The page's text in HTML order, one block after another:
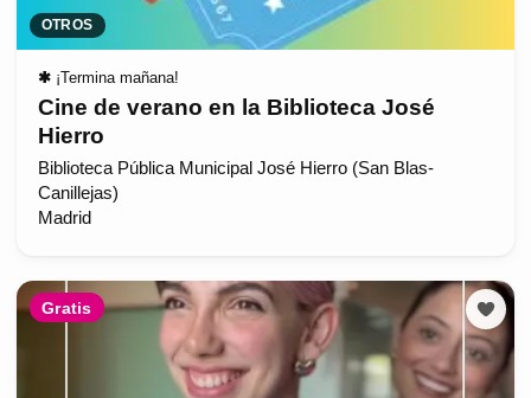
OTROS
✱ ¡Termina mañana!
Cine de verano en la Biblioteca José
Hierro
Biblioteca Pública Municipal José Hierro (San Blas-
Canillejas)
Madrid
Gratis